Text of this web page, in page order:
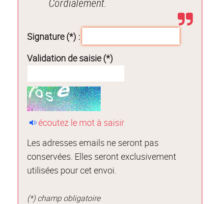
Signature (*) :
Validation de saisie (*)
écoutez le mot à saisir
Les adresses emails ne seront pas
conservées. Elles seront exclusivement
utilisées pour cet envoi.
(*) champ obligatoire